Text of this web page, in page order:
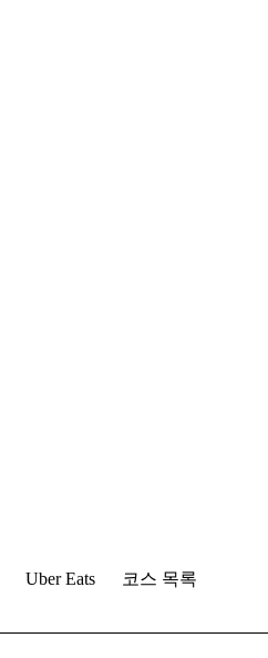
Uber Eats 코스 목록